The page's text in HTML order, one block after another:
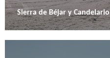
Sierra de Béjar y Candelario